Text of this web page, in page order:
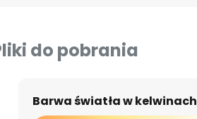
do pobrania
Barwa światła w kelwinach